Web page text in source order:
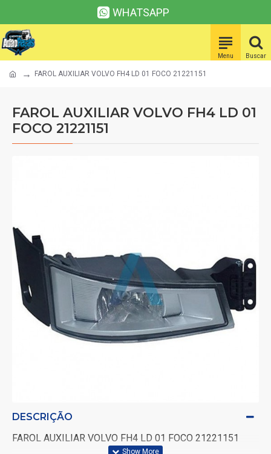
WHATSAPP
FAROL AUXILIAR VOLVO FH4 LD 01 FOCO 21221151
FAROL AUXILIAR VOLVO FH4 LD 01
FOCO 21221151
DESCRIÇÃO
FAROL AUXILIAR VOLVO FH4 LD 01 FOCO 21221151